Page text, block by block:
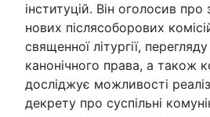
інституцій. Він оголосив
нових післясоборових
священної літургії,
канонічного права, а також
досліджує можливості
декрету про суспільні